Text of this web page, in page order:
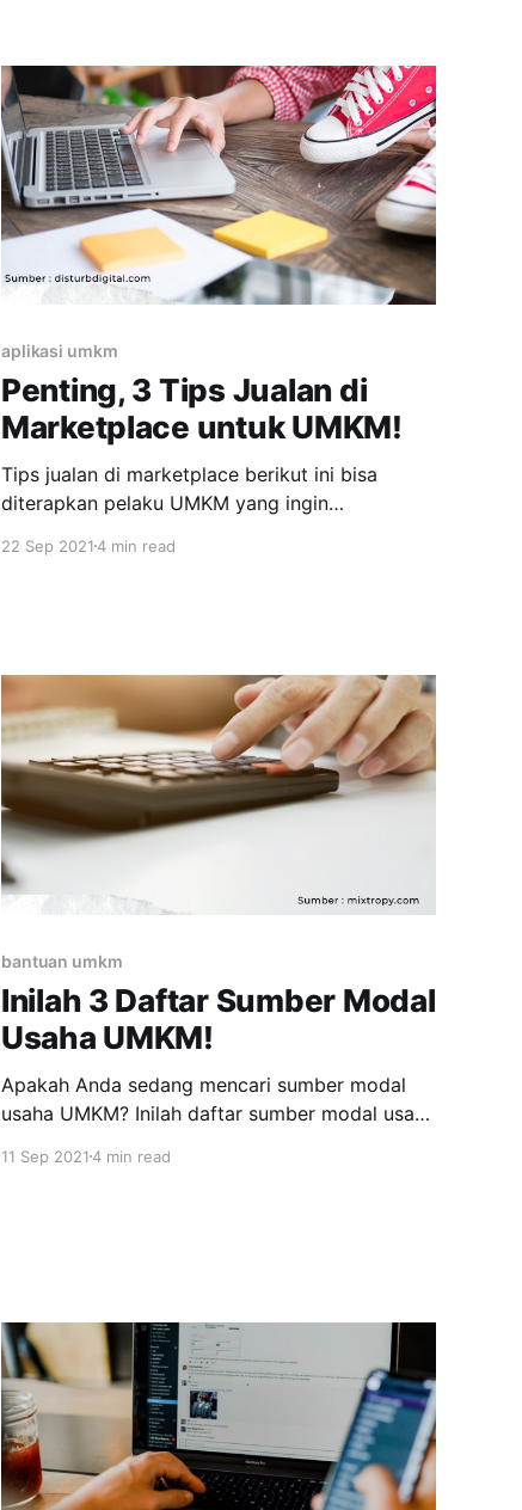
strategi psikologi harga juga berkaitan erat
dengan bagaimana kita memberikan kesan
yang baik
aplikasi umkm
Penting, 3 Tips Jualan di
Marketplace untuk UMKM!
Tips jualan di marketplace berikut ini bisa
diterapkan pelaku UMKM yang ingin
Kalau kita lihat, sekarang ini persaingan bisnis
jangkauan pasar
[https://www.youtube.com/watch?v=
22 Sep 20214 min read
bantuan umkm
Inilah 3 Daftar Sumber Modal
Usaha UMKM!
Apakah Anda sedang mencari sumber modal
usaha UMKM? Inilah daftar sumber modal usaha
menjadi satu aspek penting yang dapat
11 Sep 20214 min read